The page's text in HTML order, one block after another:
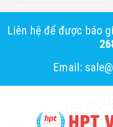
Liên hệ để được báo
Email: